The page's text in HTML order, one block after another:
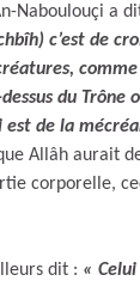
Naboulouçi a
c’est de
du Trône
de la
Allâh aurait
corporelle,
dit : «